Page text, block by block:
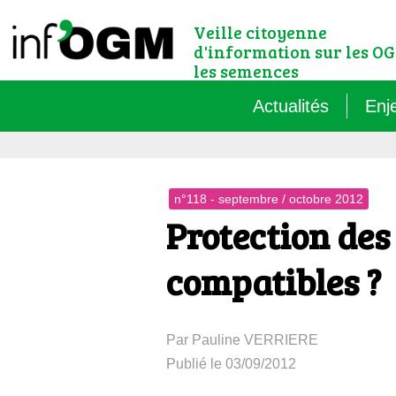
Veille citoyenne
d'information sur les
les semences
Actualités
Le
n°118 - septembre / octobre 2012
Protection
compatibles ?
Par Pauline VERRIERE
Publié le 03/09/2012